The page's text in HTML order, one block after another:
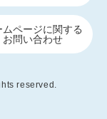
ムページに関する
お問い合わせ
reserved.